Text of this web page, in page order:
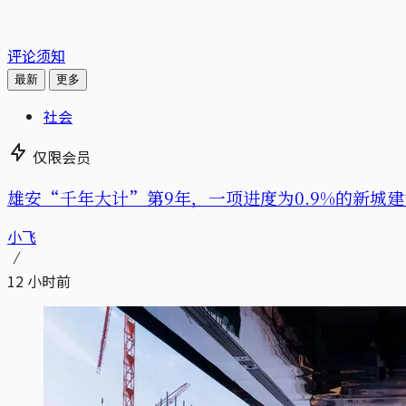
评论须知
最新 更多
社会
仅限会员
雄安“千年大计”第9年，一项进度为0.9%的新城
小飞
12 小时前